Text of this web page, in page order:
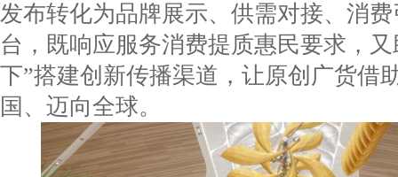
发布转化为品牌展示、供需对接、消
台，既响应服务消费提质惠民要求，
下”搭建创新传播渠道，让原创广货借
国、迈向全球。